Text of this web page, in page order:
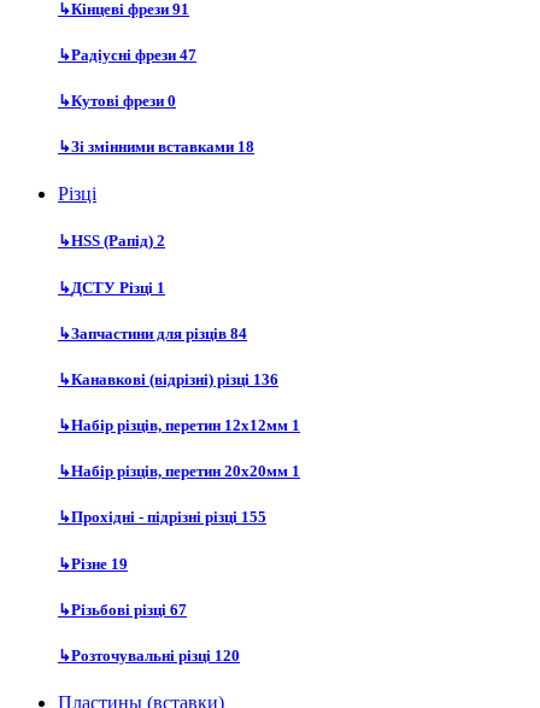
↳Кінцеві фрези 91
↳Радіусні фрези 47
↳Кутові фрези 0
↳Зі змінними вставками 18
Різці
↳HSS (Рапід) 2
↳ДСТУ Різці 1
↳Запчастини для різців 84
↳Канавкові (відрізні) різці 136
↳Набір різців, перетин 12х12мм 1
↳Набір різців, перетин 20х20мм 1
↳Прохідні - підрізні різці 155
↳Різне 19
↳Різьбові різці 67
↳Розточувальні різці 120
Пластины (вставки)